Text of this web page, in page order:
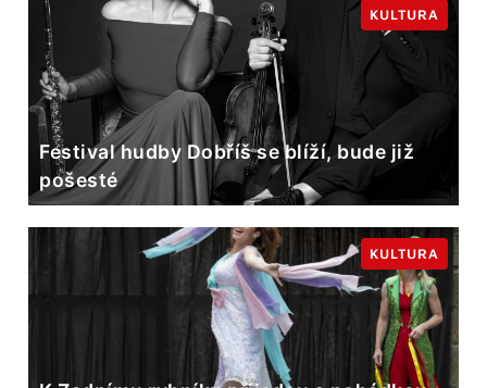
Festival hudby Dobříš se blíží, bude již
pošesté
KULTURA
KULTURA